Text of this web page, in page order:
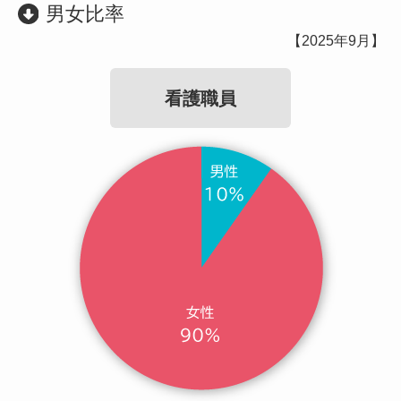
男女比率
【2025年9月】
看護職員